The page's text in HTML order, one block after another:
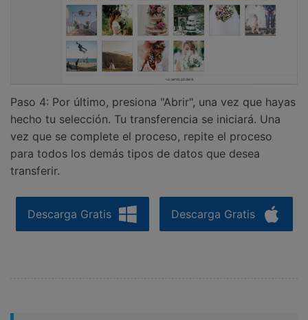
Paso 4: Por último, presiona "Abrir", una vez que hayas
hecho tu selección. Tu transferencia se iniciará. Una
vez que se complete el proceso, repite el proceso
para todos los demás tipos de datos que desea
transferir.
Descarga Gratis Descarga Gratis